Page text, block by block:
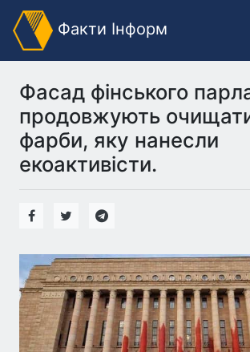
Факти Інформ
Фасад фінського
продовжують
фарби, яку нанесли
екоактивісти.